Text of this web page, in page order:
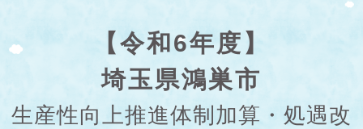
【令和6年度】
埼玉県鴻巣市
生産性向上推進体制加算・処遇改